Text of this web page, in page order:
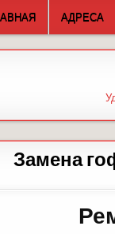
АДРЕСА
Замена